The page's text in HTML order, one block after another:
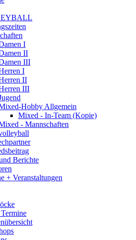
I
II
III
I
II
III
Hobby Allgemein
Mixed - In-Team (Kopie)
- Mannschaften
Berichte
+ Veranstaltungen